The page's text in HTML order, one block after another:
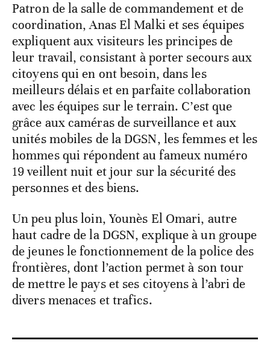
Patron de la salle de commandement et de
coordination, Anas El Malki et ses équipes
expliquent aux visiteurs les principes de
leur travail, consistant à porter secours aux
citoyens qui en ont besoin, dans les
meilleurs délais et en parfaite collaboration
avec les équipes sur le terrain. C’est que
grâce aux caméras de surveillance et aux
unités mobiles de la DGSN, les femmes et les
hommes qui répondent au fameux numéro
19 veillent nuit et jour sur la sécurité des
personnes et des biens.
Un peu plus loin, Younès El Omari, autre
haut cadre de la DGSN, explique à un groupe
de jeunes le fonctionnement de la police des
frontières, dont l’action permet à son tour
de mettre le pays et ses citoyens à l’abri de
divers menaces et trafics.